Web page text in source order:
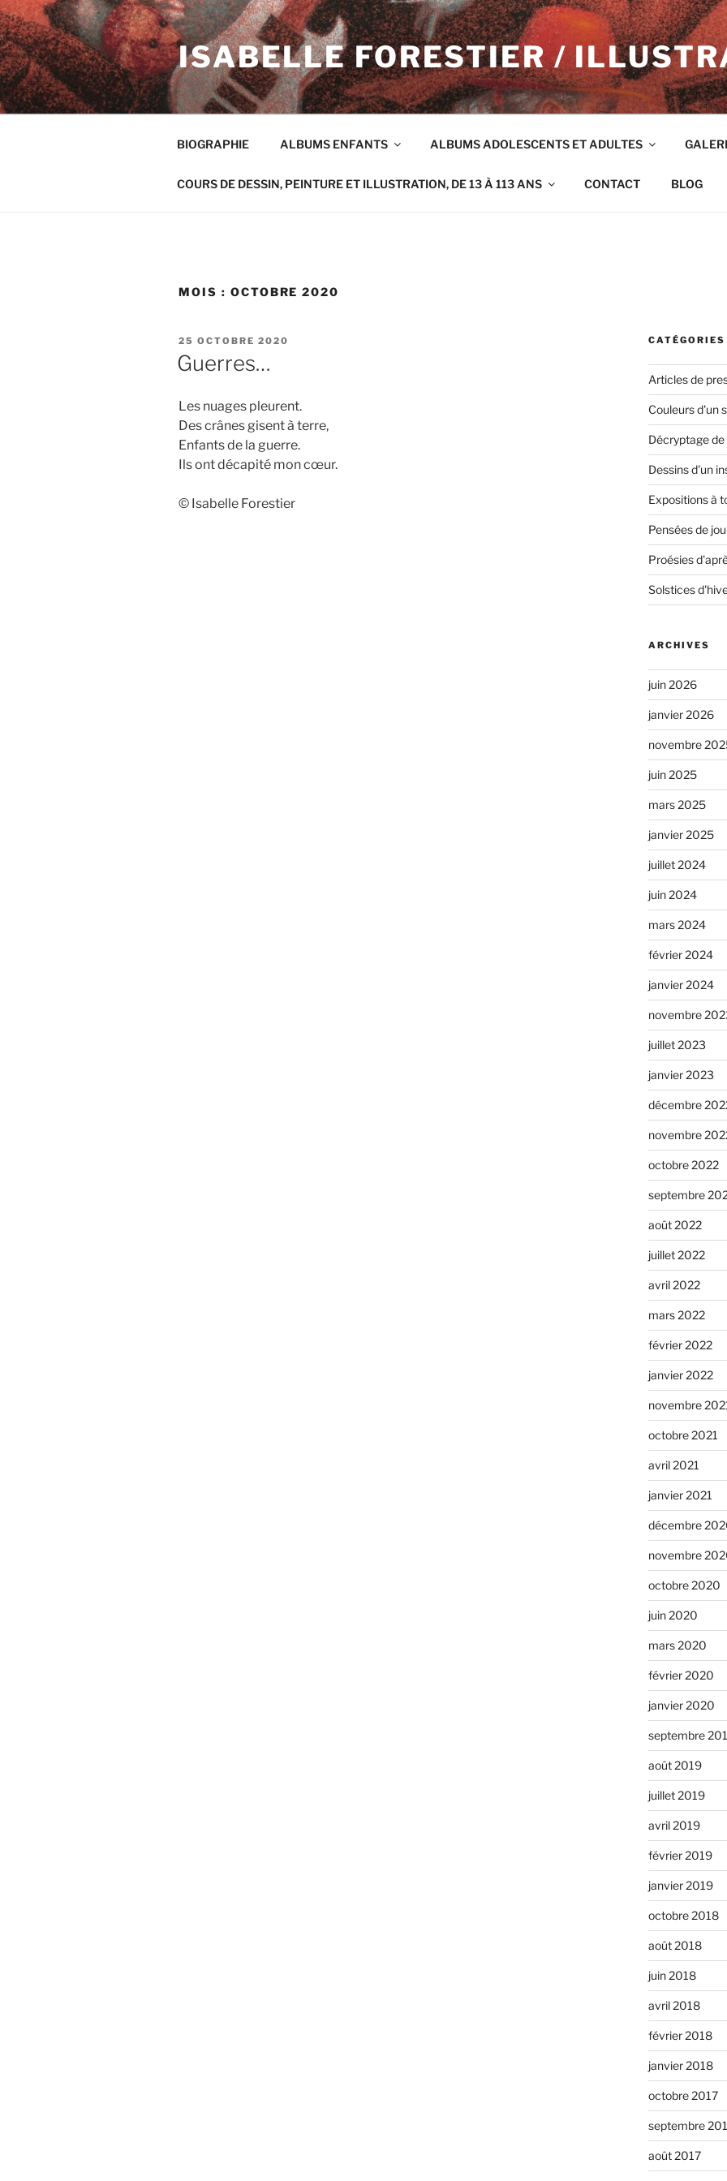
Aller
au
contenu
principal
ISABELLE FORESTIER /
BIOGRAPHIE ALBUMS ENFANTS ALBUMS ADOLESCENTS ET ADULTES
COURS DE DESSIN, PEINTURE ET ILLUSTRATION, DE 13 À 113 ANS CONTACT BLOG
MOIS : OCTOBRE 2020
PUBLIÉ
LE
25 OCTOBRE 2020
Guerres…
Les nuages pleurent.
Des crânes gisent à terre,
Enfants de la guerre.
Ils ont décapité mon cœur.
© Isabelle Forestier
CATÉGORIES
Articles de
Couleurs d'un
Décryptage
Dessins d'un
Expositions à
Pensées de
Proésies
Solstices
ARCHIVES
juin 2026
janvier 2026
novembre
juin 2025
mars 2025
janvier 2025
juillet 2024
juin 2024
mars 2024
février 2024
janvier 2024
novembre
juillet 2023
janvier 2023
décembre
novembre
octobre 2022
septembre
août 2022
juillet 2022
avril 2022
mars 2022
février 2022
janvier 2022
novembre
octobre 2021
avril 2021
janvier 2021
décembre
novembre
octobre 2020
juin 2020
mars 2020
février 2020
janvier 2020
septembre
août 2019
juillet 2019
avril 2019
février 2019
janvier 2019
octobre 2018
août 2018
juin 2018
avril 2018
février 2018
janvier 2018
octobre 2017
septembre
août 2017